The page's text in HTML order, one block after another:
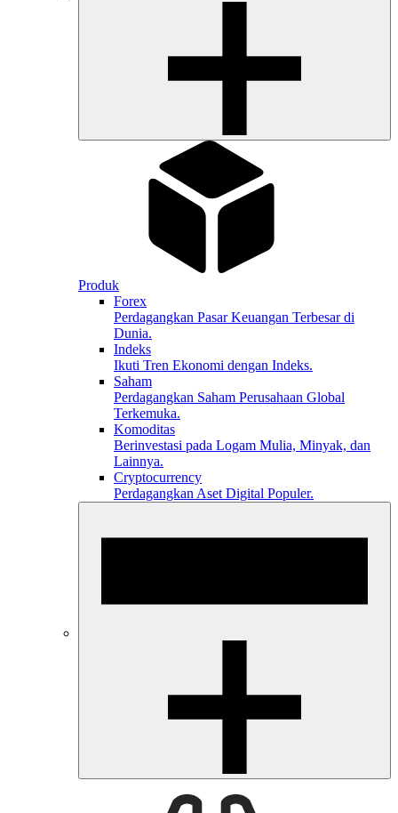
Produk
Forex
Perdagangkan Pasar Keuangan Terbesar di
Dunia.
Indeks
Ikuti Tren Ekonomi dengan Indeks.
Saham
Perdagangkan Saham Perusahaan Global
Terkemuka.
Komoditas
Berinvestasi pada Logam Mulia, Minyak, dan
Lainnya.
Cryptocurrency
Perdagangkan Aset Digital Populer.